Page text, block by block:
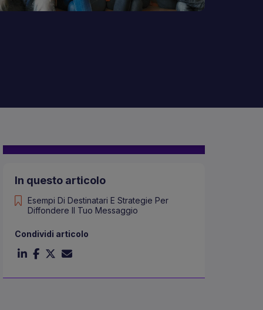
In questo articolo
Esempi Di Destinatari E Strategie Per
Diffondere Il Tuo Messaggio
Condividi articolo